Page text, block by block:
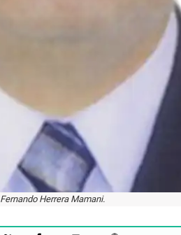
Fernando Herrera Mamani.